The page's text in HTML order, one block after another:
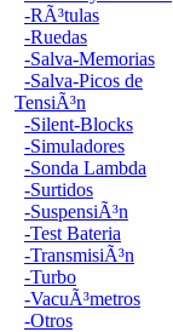
-RÃ³tulas
-Ruedas
-Salva-Memorias
-Salva-Picos de
TensiÃ³n
-Silent-Blocks
-Simuladores
-Sonda Lambda
-Surtidos
-SuspensiÃ³n
-Test Bateria
-TransmisiÃ³n
-Turbo
-VacuÃ³metros
-Otros